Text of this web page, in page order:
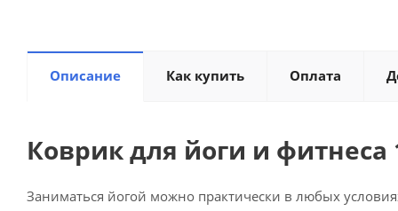
Описание Как купить Оплата
Коврик для йоги и
Заниматься йогой можно практически в любых